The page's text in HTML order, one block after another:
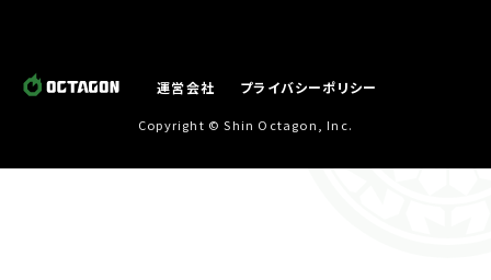
運営会社 プライバシーポリシー
Copyright © Shin Octagon, Inc.